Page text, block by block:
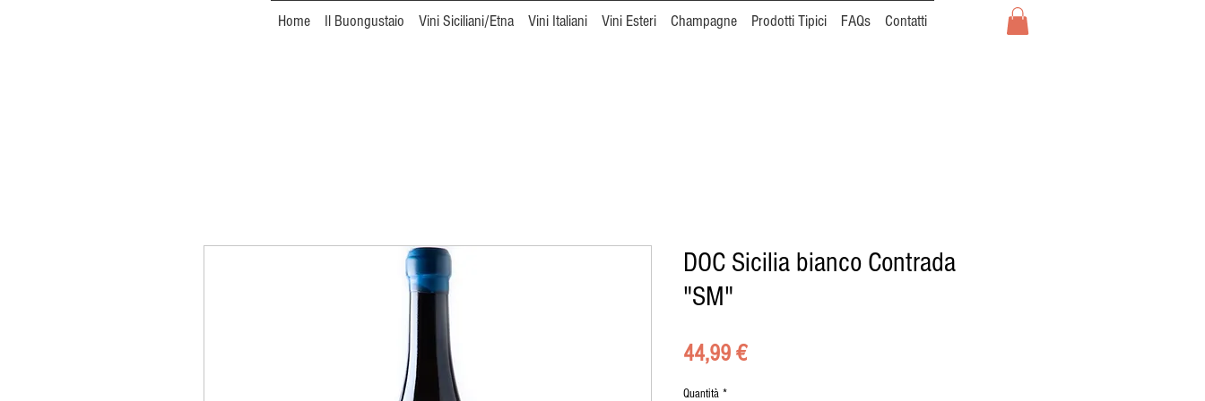
Home Il Buongustaio Vini Siciliani/Etna Vini Italiani Vini Esteri Champagne Prodotti Tipici FAQs Contatti
DOC Sicilia bianco Contrada
"SM"
44,99 €Prezzo
Quantità *